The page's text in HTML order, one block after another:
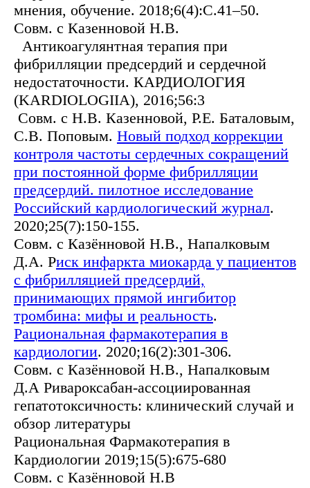
мнения, обучение. 2018;6(4):С.41–50.
Совм. с Казенновой Н.В.
Антикоагулянтная терапия при
фибрилляции предсердий и сердечной
недостаточности. КАРДИОЛОГИЯ
(KARDIOLOGIIA), 2016;56:3
Совм. с Н.В. Казенновой, Р.Е. Баталовым,
С.В. Поповым. Новый подход коррекции
контроля частоты сердечных сокращений
при постоянной форме фибрилляции
предсердий. пилотное исследование
Российский кардиологический журнал.
2020;25(7):150-155.
Совм. с Казённовой Н.В., Напалковым
Д.А. Риск инфаркта миокарда у пациентов
с фибрилляцией предсердий,
принимающих прямой ингибитор
тромбина: мифы и реальность.
Рациональная фармакотерапия в
кардиологии. 2020;16(2):301-306.
Совм. с Казённовой Н.В., Напалковым
Д.А Ривароксабан-ассоциированная
гепатотоксичность: клинический случай и
обзор литературы
Рациональная Фармакотерапия в
Кардиологии 2019;15(5):675-680
Совм. с Казённовой Н.В